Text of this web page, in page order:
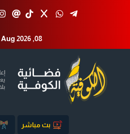
Aug 2026 ,08
بث مباشر